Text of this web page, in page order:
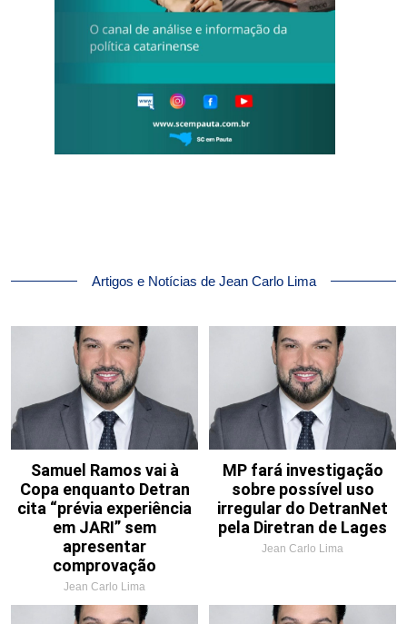
Artigos e Notícias de Jean Carlo Lima
Samuel Ramos vai à
Copa enquanto Detran
cita “prévia experiência
em JARI” sem
apresentar
comprovação
Jean Carlo Lima
MP fará investigação
sobre possível uso
irregular do DetranNet
pela Diretran de Lages
Jean Carlo Lima